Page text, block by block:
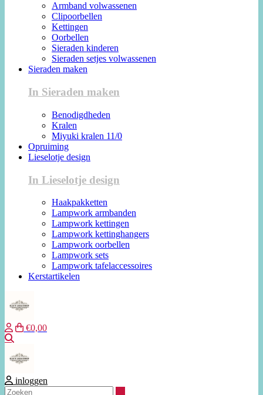
Armband volwassenen
Clipoorbellen
Kettingen
Oorbellen
Sieraden kinderen
Sieraden setjes volwassenen
Sieraden maken
In Sieraden maken
Benodigdheden
Kralen
Miyuki kralen 11/0
Opruiming
Lieselotje design
In Lieselotje design
Haakpakketten
Lampwork armbanden
Lampwork kettingen
Lampwork kettinghangers
Lampwork oorbellen
Lampwork sets
Lampwork tafelaccessoires
Kerstartikelen
€0,00
inloggen